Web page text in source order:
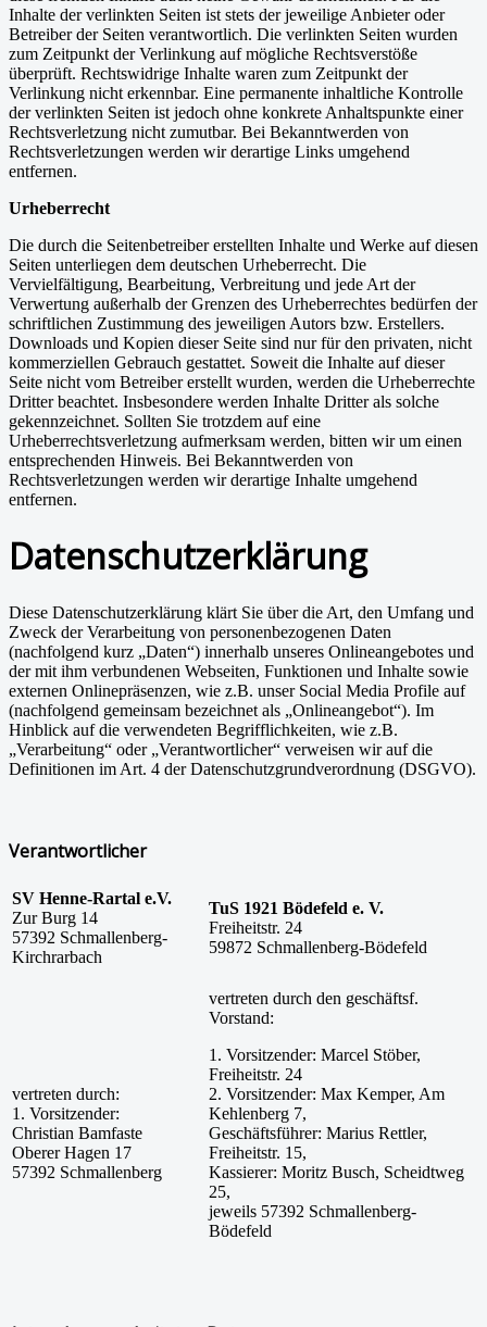
Inhalte der verlinkten Seiten ist stets der jeweilige Anbieter oder
Betreiber der Seiten verantwortlich. Die verlinkten Seiten wurden
zum Zeitpunkt der Verlinkung auf mögliche Rechtsverstöße
überprüft. Rechtswidrige Inhalte waren zum Zeitpunkt der
Verlinkung nicht erkennbar. Eine permanente inhaltliche Kontrolle
der verlinkten Seiten ist jedoch ohne konkrete Anhaltspunkte einer
Rechtsverletzung nicht zumutbar. Bei Bekanntwerden von
Rechtsverletzungen werden wir derartige Links umgehend
entfernen.
Urheberrecht
Die durch die Seitenbetreiber erstellten Inhalte und Werke auf diesen
Seiten unterliegen dem deutschen Urheberrecht. Die
Vervielfältigung, Bearbeitung, Verbreitung und jede Art der
Verwertung außerhalb der Grenzen des Urheberrechtes bedürfen der
schriftlichen Zustimmung des jeweiligen Autors bzw. Erstellers.
Downloads und Kopien dieser Seite sind nur für den privaten, nicht
kommerziellen Gebrauch gestattet. Soweit die Inhalte auf dieser
Seite nicht vom Betreiber erstellt wurden, werden die Urheberrechte
Dritter beachtet. Insbesondere werden Inhalte Dritter als solche
gekennzeichnet. Sollten Sie trotzdem auf eine
Urheberrechtsverletzung aufmerksam werden, bitten wir um einen
entsprechenden Hinweis. Bei Bekanntwerden von
Rechtsverletzungen werden wir derartige Inhalte umgehend
entfernen.
Datenschutzerklärung
Diese Datenschutzerklärung klärt Sie über die Art, den Umfang und
Zweck der Verarbeitung von personenbezogenen Daten
(nachfolgend kurz „Daten“) innerhalb unseres Onlineangebotes und
der mit ihm verbundenen Webseiten, Funktionen und Inhalte sowie
externen Onlinepräsenzen, wie z.B. unser Social Media Profile auf
(nachfolgend gemeinsam bezeichnet als „Onlineangebot“). Im
Hinblick auf die verwendeten Begrifflichkeiten, wie z.B.
„Verarbeitung“ oder „Verantwortlicher“ verweisen wir auf die
Definitionen im Art. 4 der Datenschutzgrundverordnung (DSGVO).
Verantwortlicher
SV Henne-Rartal e.V.
Zur Burg 14
57392 Schmallenberg-
Kirchrarbach
TuS 1921 Bödefeld e. V.
Freiheitstr. 24
59872 Schmallenberg-Bödefeld
vertreten durch:
1. Vorsitzender:
Christian Bamfaste
Oberer Hagen 17
57392 Schmallenberg
vertreten durch den geschäftsf.
Vorstand:
1. Vorsitzender: Marcel Stöber,
Freiheitstr. 24
2. Vorsitzender: Max Kemper, Am
Kehlenberg 7,
Geschäftsführer: Marius Rettler,
Freiheitstr. 15,
Kassierer: Moritz Busch, Scheidtweg
25,
jeweils 57392 Schmallenberg-
Bödefeld